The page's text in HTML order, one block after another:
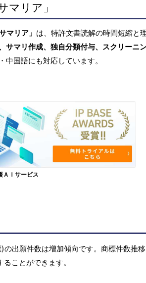
マリア」
マリア」 は、特許文書読解の時間短縮と
サマリ作成、独自分類付与、スクリーニ
国語にも対応しています。
ＡＩサービス
出願件数は増加傾向です。商標件数推
ことができます。